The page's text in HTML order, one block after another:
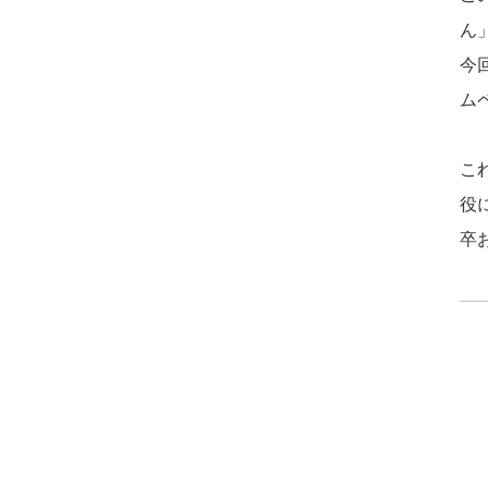
ん
今
ム
こ
役
卒